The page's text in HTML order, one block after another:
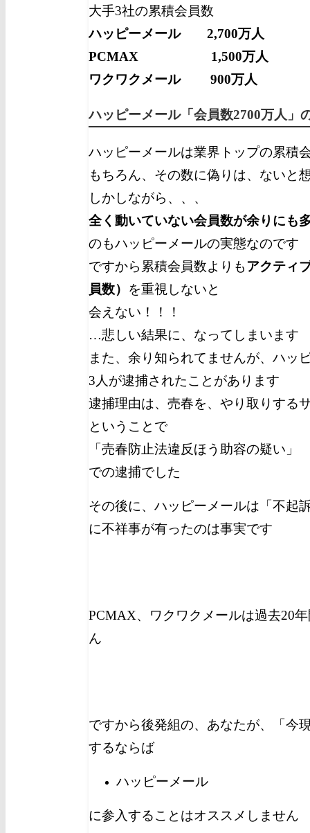
大手3社の累積会員数
ハッピーメール 2,700万人
PCMAX 1,500万人
ワクワクメール 900万人
ハッピーメール「会員数2700万人」
ハッピーメールは業界トップの累積
もちろん、その数に偽りは、ないと
しかしながら、、、
全く動いていない会員数が余りにも
のもハッピーメールの実態なのです
ですから累積会員数よりもアクティ
員数） を重視しないと
会えない！！！
…悲しい結果に、なってしまいます
また、余り知られてませんが、ハッ
3人が逮捕されたことがあります
逮捕理由は、売春を、やり取りする
ということで
「売春防止法違反ほう助容の疑い」
での逮捕でした
その後に、ハッピーメールは「不起
に不祥事が有ったのは事実です
PCMAX、ワクワクメールは過去20
ん
ですから後発組の、あなたが、「今
するならば
ハッピーメール
に参入することはオススメしません